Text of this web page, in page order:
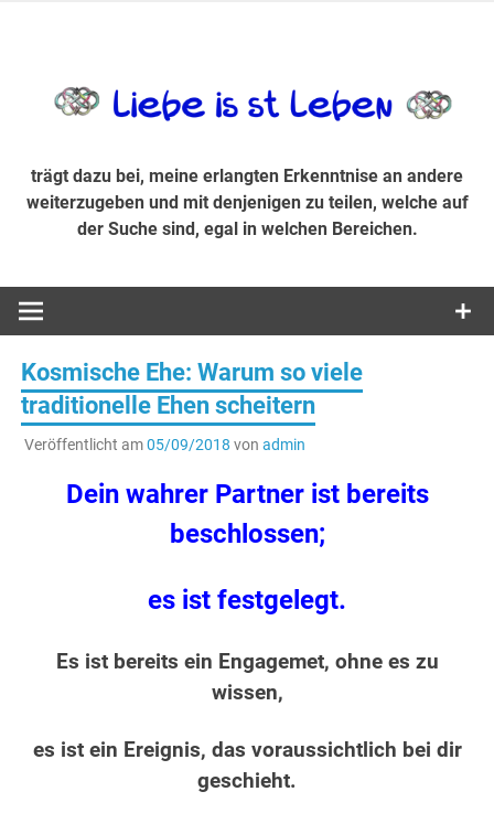
Suche sind, egal in welchen Bereichen.
trägt dazu bei, meine erlangten Erkenntnise an andere
weiterzugeben und mit denjenigen zu teilen, welche auf
der Suche sind, egal in welchen Bereichen.
Kosmische Ehe: Warum so viele
traditionelle Ehen scheitern
Veröffentlicht am05/09/2018 von admin
Dein wahrer Partner ist bereits
beschlossen;
es ist festgelegt.
Es ist bereits ein Engagemet, ohne es zu
wissen,
es ist ein Ereignis, das voraussichtlich bei dir
geschieht.